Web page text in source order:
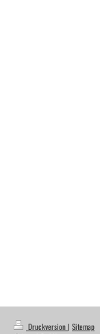
Druckversion| Sitemap